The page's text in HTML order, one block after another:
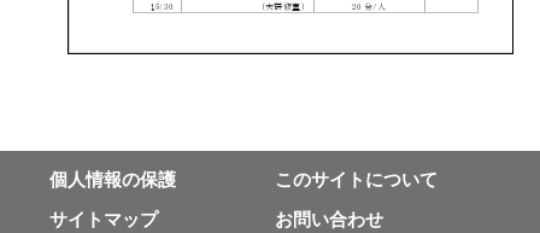
個⼈情報の保護
このサイトについて
サイトマップ
お問い合わせ